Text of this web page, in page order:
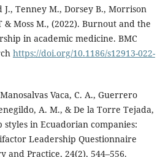
Tenney M., Dorsey B., Morrison
& Moss M., (2022). Burnout and the
in academic medicine. BMC
https://doi.org/10.1186/s12913-022-
Vaca, C. A., Guerrero
A. M., & De la Torre Tejada,
styles in Ecuadorian companies:
Leadership Questionnaire
and Practice, 24(2), 544–556.